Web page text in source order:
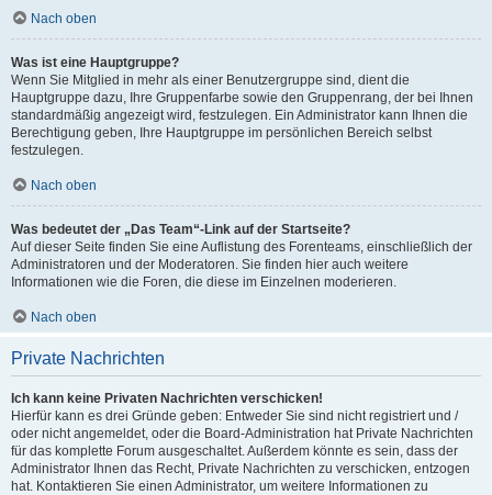
Nach oben
Was ist eine Hauptgruppe?
Wenn Sie Mitglied in mehr als einer Benutzergruppe sind, dient die
Hauptgruppe dazu, Ihre Gruppenfarbe sowie den Gruppenrang, der bei Ihnen
standardmäßig angezeigt wird, festzulegen. Ein Administrator kann Ihnen die
Berechtigung geben, Ihre Hauptgruppe im persönlichen Bereich selbst
festzulegen.
Nach oben
Was bedeutet der „Das Team“-Link auf der Startseite?
Auf dieser Seite finden Sie eine Auflistung des Forenteams, einschließlich der
Administratoren und der Moderatoren. Sie finden hier auch weitere
Informationen wie die Foren, die diese im Einzelnen moderieren.
Nach oben
Private Nachrichten
Ich kann keine Privaten Nachrichten verschicken!
Hierfür kann es drei Gründe geben: Entweder Sie sind nicht registriert und /
oder nicht angemeldet, oder die Board-Administration hat Private Nachrichten
für das komplette Forum ausgeschaltet. Außerdem könnte es sein, dass der
Administrator Ihnen das Recht, Private Nachrichten zu verschicken, entzogen
hat. Kontaktieren Sie einen Administrator, um weitere Informationen zu